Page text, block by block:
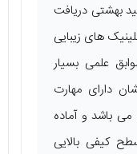
بهشتی دریافت
‌های زیبایی
علمی بسیار
دارای مهارت
می ‌باشد و آماده
کیفی بالایی